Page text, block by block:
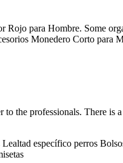
para Hombre. Some
Monedero Corto
the professionals. There is
específico perros